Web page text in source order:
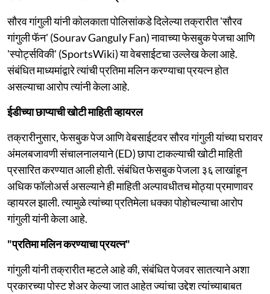
सौरव गांगुली यांनी कोलकाता पोलिसांकडे दिलेल्या तक्रारीत 'सौरव
गांगुली फॅन' (Sourav Ganguly Fan) नावाच्या फेसबुक पेजचा आणि
'स्पोर्ट्सविकी' (SportsWiki) या वेबसाईटचा उल्लेख केला आहे.
संबंधित माध्यमांद्वारे त्यांची प्रतिमा मलिन करण्याचा प्रयत्न होत
असल्याचा आरोप त्यांनी केला आहे.
ईडीच्या छाप्याची खोटी माहिती व्हायरल
तक्रारीनुसार, फेसबुक पेज आणि वेबसाईटवर सौरव गांगुली यांच्या घरावर
अंमलबजावणी संचालनालयाने (ED) छापा टाकल्याची खोटी माहिती
प्रसारित करण्यात आली होती. संबंधित फेसबुक पेजला ३६ लाखांहून
अधिक फॉलोअर्स असल्याने ही माहिती अल्पावधीतच मोठ्या प्रमाणावर
व्हायरल झाली. त्यामुळे त्यांच्या प्रतिमेला धक्का पोहोचल्याचा आरोप
गांगुली यांनी केला आहे.
"प्रतिमा मलिन करण्याचा प्रयत्न"
गांगुली यांनी तक्रारीत म्हटले आहे की, संबंधित पेजवर सातत्याने अशा
प्रकारच्या पोस्ट शेअर केल्या जात आहेत ज्यांचा उद्देश त्यांच्याबाबत